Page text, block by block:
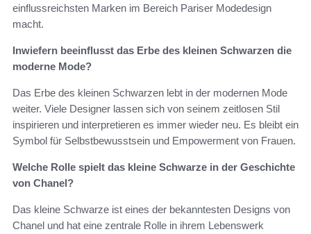
einflussreichsten Marken im Bereich Pariser Modedesign
macht.
Inwiefern beeinflusst das Erbe des kleinen Schwarzen die
moderne Mode?
Das Erbe des kleinen Schwarzen lebt in der modernen Mode
weiter. Viele Designer lassen sich von seinem zeitlosen Stil
inspirieren und interpretieren es immer wieder neu. Es bleibt ein
Symbol für Selbstbewusstsein und Empowerment von Frauen.
Welche Rolle spielt das kleine Schwarze in der Geschichte
von Chanel?
Das kleine Schwarze ist eines der bekanntesten Designs von
Chanel und hat eine zentrale Rolle in ihrem Lebenswerk